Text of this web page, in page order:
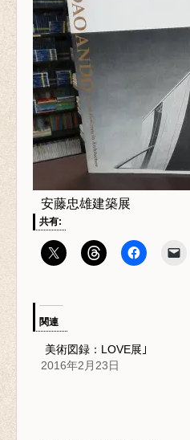
安藤忠雄建築展
共有:
関連
美術図録：LOVE展｣
2016年2月23日